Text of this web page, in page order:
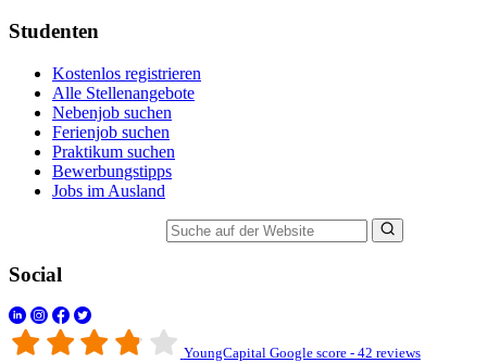
Studenten
Kostenlos registrieren
Alle Stellenangebote
Nebenjob suchen
Ferienjob suchen
Praktikum suchen
Bewerbungstipps
Jobs im Ausland
Social
YoungCapital Google score - 42 reviews